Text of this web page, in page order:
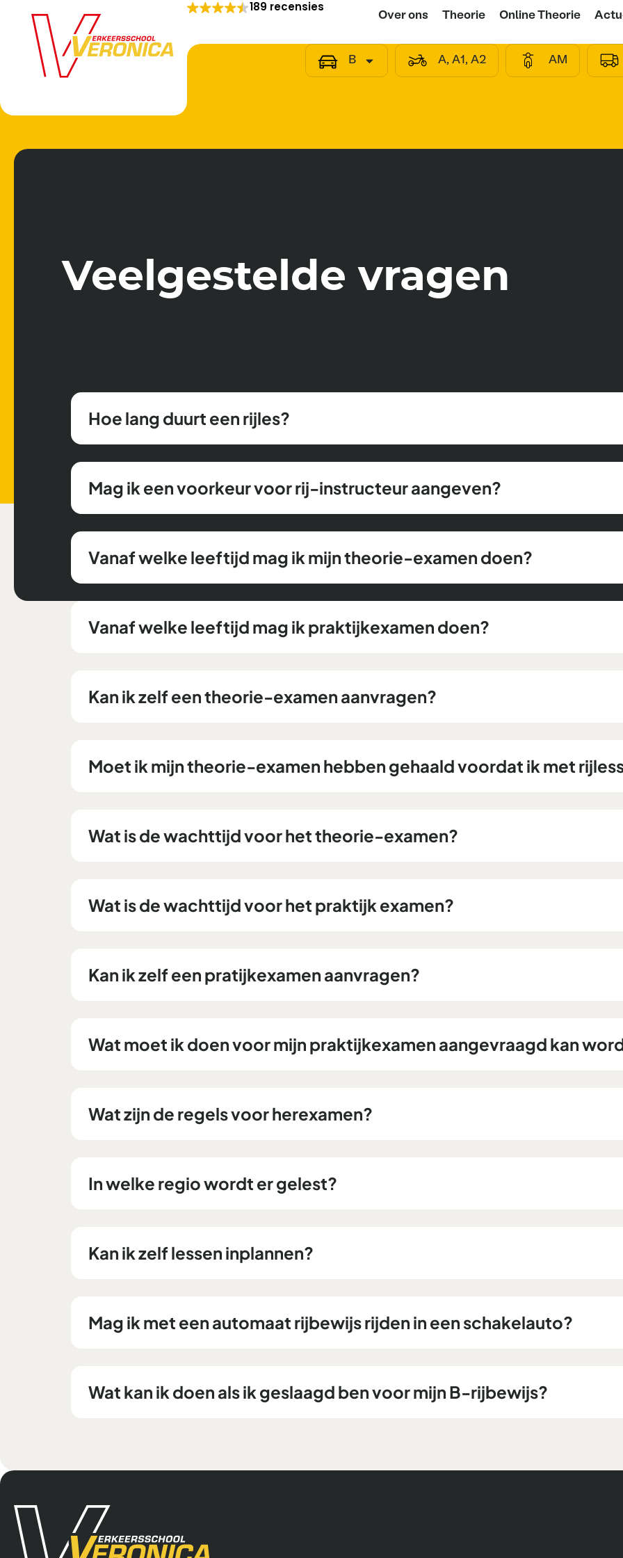
189 recensies
Over ons Theorie Online Theorie
B A, A1, A2 AM
Veelgestelde vragen
Hoe lang duurt een rijles?
Mag ik een voorkeur voor rij-instructeur aangeven?
Vanaf welke leeftijd mag ik mijn theorie-examen doen?
Vanaf welke leeftijd mag ik praktijkexamen doen?
Kan ik zelf een theorie-examen aanvragen?
Moet ik mijn theorie-examen hebben gehaald voordat ik met
Wat is de wachttijd voor het theorie-examen?
Wat is de wachttijd voor het praktijk examen?
Kan ik zelf een pratijkexamen aanvragen?
Wat moet ik doen voor mijn praktijkexamen aangevraagd kan
Wat zijn de regels voor herexamen?
In welke regio wordt er gelest?
Kan ik zelf lessen inplannen?
Mag ik met een automaat rijbewijs rijden in een schakelauto?
Wat kan ik doen als ik geslaagd ben voor mijn B-rijbewijs?